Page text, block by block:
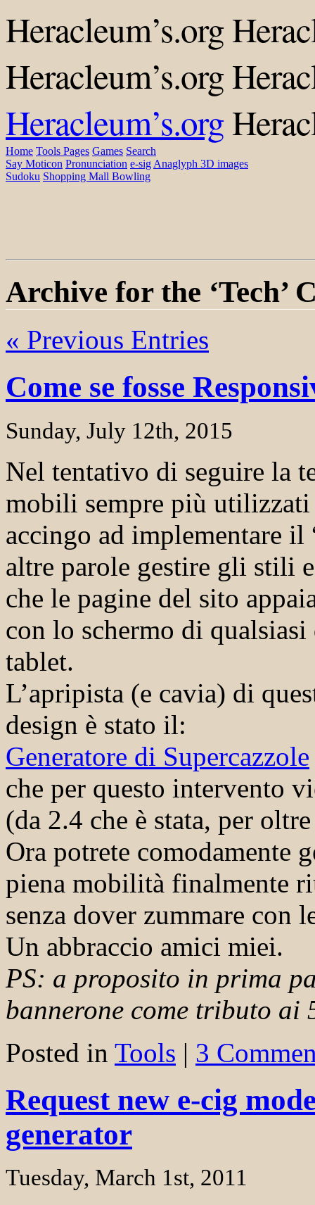
Heracleum’s.org
Heracleum’s.org
Heracleum’s.org
Home Tools Pages Games Search
Say Moticon Pronunciation e-sig Anaglyph 3D images
Sudoku Shopping Mall Bowling
Archive for the ‘Tech’
« Previous Entries
Come se fosse
Sunday, July 12th, 2015
Nel tentativo di seguire la
mobili sempre più utilizzati
accingo ad implementare il
altre parole gestire gli stili
che le pagine del sito
con lo schermo di
tablet.
L’apripista (e cavia) di
design è stato il:
Generatore di Supercazzole
che per questo intervento
(da 2.4 che è stata, per
Ora potrete comodamente
piena mobilità finalmente
senza dover zummare con
Un abbraccio amici miei.
PS: a proposito in prima
bannerone come tributo ai
Posted in Tools | 3
Request new e-cig
generator
Tuesday, March 1st, 2011